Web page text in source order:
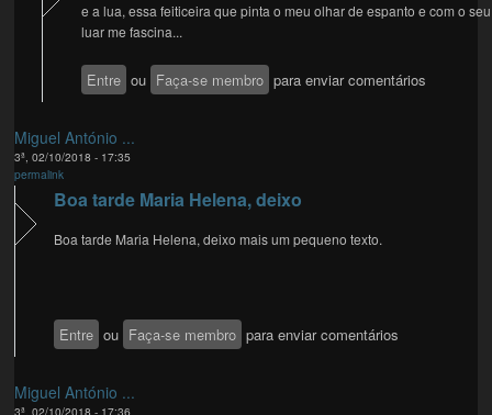
e a lua, essa feiticeira que pinta o meu olhar de espanto e com o seu
luar me fascina...
Entre ou Faça-se membro para enviar comentários
Miguel António ...
3ª, 02/10/2018 - 17:35
permalink
Boa tarde Maria Helena, deixo
Boa tarde Maria Helena, deixo mais um pequeno texto.
Entre ou Faça-se membro para enviar comentários
Miguel António ...
3ª, 02/10/2018 - 17:36